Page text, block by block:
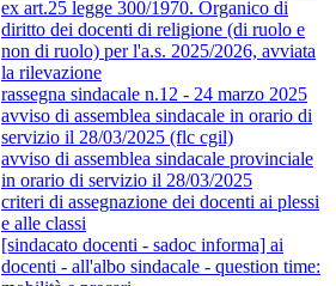
ex art.25 legge 300/1970. Organico di
diritto dei docenti di religione (di ruolo e
non di ruolo) per l'a.s. 2025/2026, avviata
la rilevazione
rassegna sindacale n.12 - 24 marzo 2025
avviso di assemblea sindacale in orario di
servizio il 28/03/2025 (flc cgil)
avviso di assemblea sindacale provinciale
in orario di servizio il 28/03/2025
criteri di assegnazione dei docenti ai plessi
e alle classi
[sindacato docenti - sadoc informa] ai
docenti - all'albo sindacale - question time: